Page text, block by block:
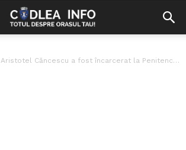
Aristotel Căncescu a fost încarcerat la Penitenciarul Codlea